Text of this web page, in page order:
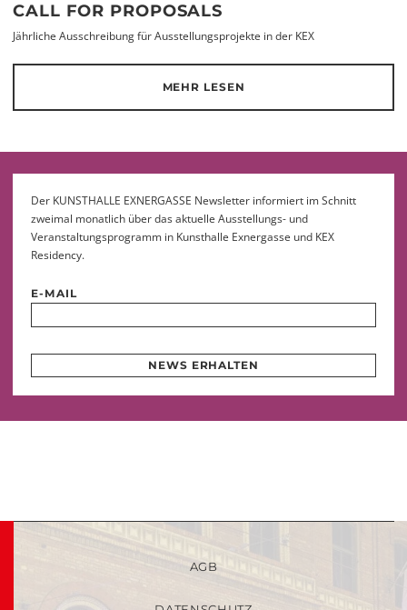
CALL FOR PROPOSALS
Jährliche Ausschreibung für Ausstellungsprojekte in der KEX
MEHR LESEN
Der KUNSTHALLE EXNERGASSE Newsletter informiert im Schnitt
zweimal monatlich über das aktuelle Ausstellungs- und
Veranstaltungsprogramm in Kunsthalle Exnergasse und KEX
Residency.
E-MAIL
NEWS ERHALTEN
AGB